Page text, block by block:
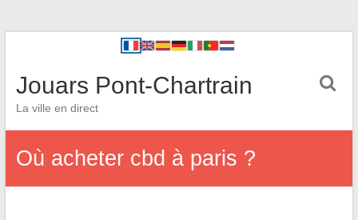
Jouars Pont-Chartrain
La ville en direct
Où acheter cbd à paris ?